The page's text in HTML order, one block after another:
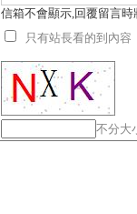
信箱不會顯示,回覆留言
只有站長看的到內容
不分大